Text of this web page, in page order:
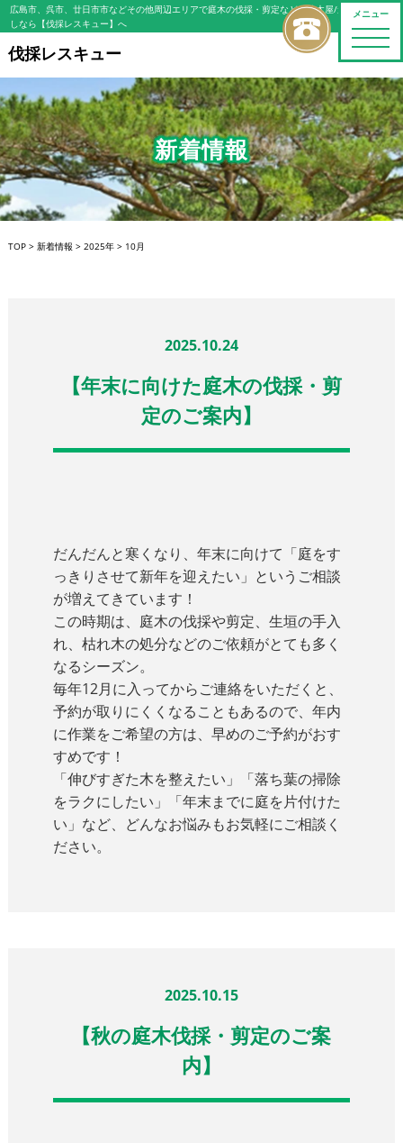
メニュー
toggle
広島市、呉市、廿日市市などその他周辺エリアで庭木の伐採・剪定などの植木屋/造園屋をお探
しなら【伐採レスキュー】へ
伐採レスキュー
新着情報
TOP> 新着情報 > 2025年> 10月
2025.10.24
【年末に向けた庭木の伐採・剪
定のご案内】
だんだんと寒くなり、年末に向けて「庭をす
っきりさせて新年を迎えたい」というご相談
が増えてきています！
この時期は、庭木の伐採や剪定、生垣の手入
れ、枯れ木の処分などのご依頼がとても多く
なるシーズン。
毎年12月に入ってからご連絡をいただくと、
予約が取りにくくなることもあるので、年内
に作業をご希望の方は、早めのご予約がおす
すめです！
「伸びすぎた木を整えたい」「落ち葉の掃除
をラクにしたい」「年末までに庭を片付けた
い」など、どんなお悩みもお気軽にご相談く
ださい。
2025.10.15
【秋の庭木伐採・剪定のご案
内】